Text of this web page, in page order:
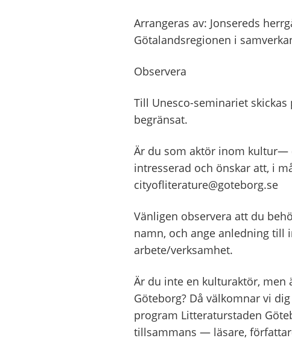
Arrangeras av: Jonsereds
Götalandsregionen i
Observera
Till Unesco-seminariet
begränsat.
Är du som aktör inom kultur—
intresserad och önskar att, i
cityofliterature@goteborg.se
Vänligen observera att du
namn, och ange anledning till
arbete/verksamhet.
Är du inte en kulturaktör, men
Göteborg? Då välkomnar vi
program Litteraturstaden
tillsammans — läsare,